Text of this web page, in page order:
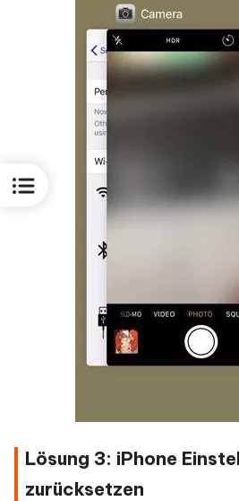
Lösung 3: iPhone
zurücksetzen